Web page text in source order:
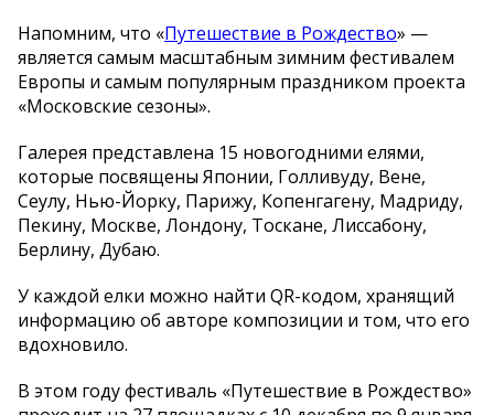
Напомним, что «Путешествие в Рождество» —
является самым масштабным зимним фестивалем
Европы и самым популярным праздником проекта
«Московские сезоны».
Галерея представлена 15 новогодними елями,
которые посвящены Японии, Голливуду, Вене,
Сеулу, Нью-Йорку, Парижу, Копенгагену, Мадриду,
Пекину, Москве, Лондону, Тоскане, Лиссабону,
Берлину, Дубаю.
У каждой елки можно найти QR-кодом, хранящий
информацию об авторе композиции и том, что его
вдохновило.
В этом году фестиваль «Путешествие в Рождество»